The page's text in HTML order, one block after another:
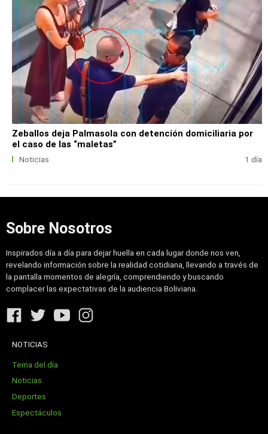
Zeballos deja Palmasola con detención domiciliaria por
el caso de las “maletas”
Noticias 1 día
Sobre Nosotros
Inspirados día a día para dejar huella en cada lugar donde nos ven,
revelando información sobre la realidad cotidiana, llevando a través de
la pantalla momentos de alegría, comprendiendo y buscando
complacer las expectativas de la audiencia Boliviana.
NOTICIAS
Tema del día
Noticias
Deportes
Espectáculos